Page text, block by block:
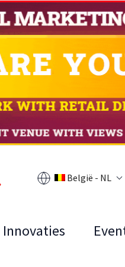
België - NL
Innovaties